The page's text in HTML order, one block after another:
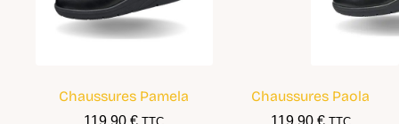
Chaussures Pamela
119,90€ TTC
Chaussures Paola
119,90 € TTC